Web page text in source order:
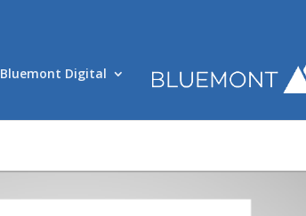
Bluemont Digital